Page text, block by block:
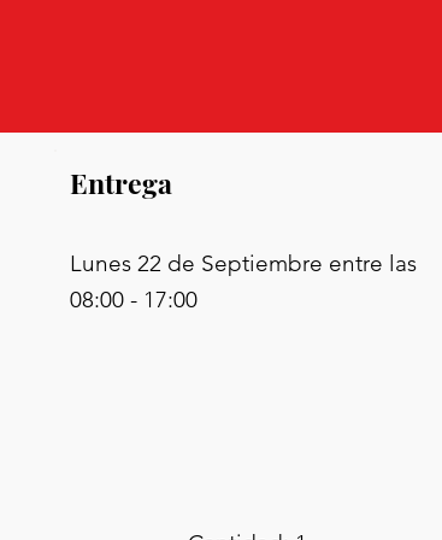
Entrega
Lunes 22 de Septiembre entre las
08:00 - 17:00